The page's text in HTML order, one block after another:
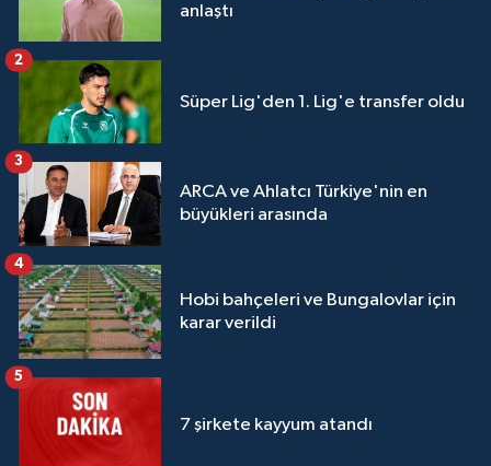
anlaştı
Süper Lig'den 1. Lig'e transfer oldu
2
ARCA ve Ahlatcı Türkiye'nin en
büyükleri arasında
3
Hobi bahçeleri ve Bungalovlar için
karar verildi
4
7 şirkete kayyum atandı
5